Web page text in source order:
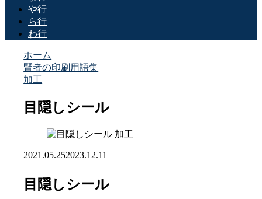
や行
ら行
わ行
ホーム
賢者の印刷用語集
加工
目隠しシール
加工
2021.05.252023.12.11
目隠しシール